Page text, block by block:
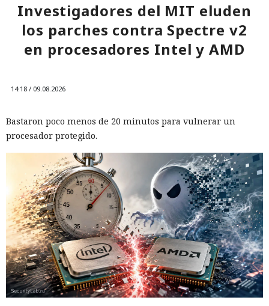
Investigadores del MIT eluden
los parches contra Spectre v2
en procesadores Intel y AMD
14:18 / 09.08.2026
Bastaron poco menos de 20 minutos para vulnerar un
procesador protegido.